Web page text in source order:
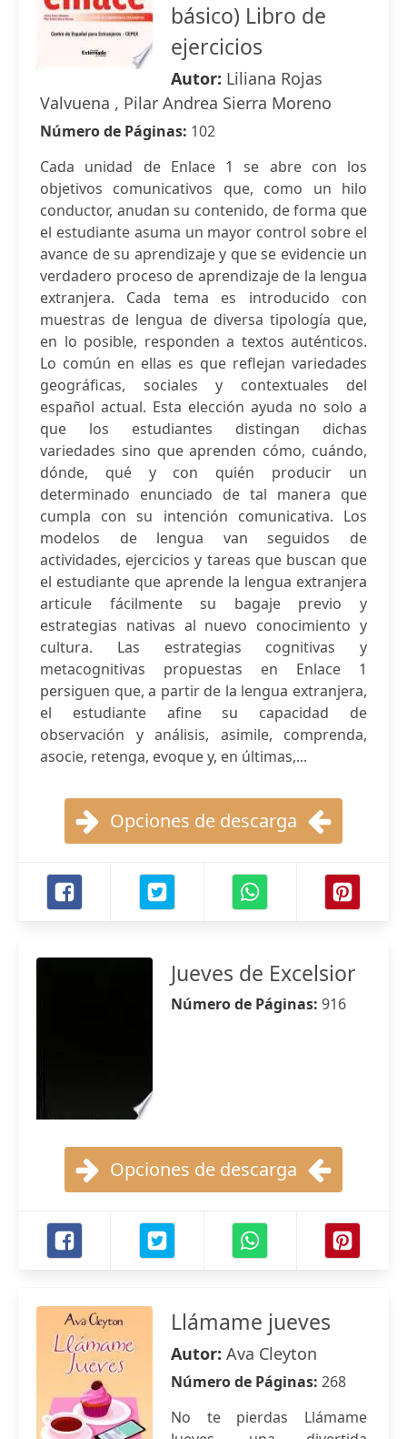
básico) Libro de
ejercicios
Autor: Liliana Rojas
Valvuena , Pilar Andrea Sierra Moreno
Número de Páginas: 102
Cada unidad de Enlace 1 se abre con los
objetivos comunicativos que, como un hilo
conductor, anudan su contenido, de forma que
el estudiante asuma un mayor control sobre el
avance de su aprendizaje y que se evidencie un
verdadero proceso de aprendizaje de la lengua
extranjera. Cada tema es introducido con
muestras de lengua de diversa tipología que,
en lo posible, responden a textos auténticos.
Lo común en ellas es que reflejan variedades
geográficas, sociales y contextuales del
español actual. Esta elección ayuda no solo a
que los estudiantes distingan dichas
variedades sino que aprenden cómo, cuándo,
dónde, qué y con quién producir un
determinado enunciado de tal manera que
cumpla con su intención comunicativa. Los
modelos de lengua van seguidos de
actividades, ejercicios y tareas que buscan que
el estudiante que aprende la lengua extranjera
articule fácilmente su bagaje previo y
estrategias nativas al nuevo conocimiento y
cultura. Las estrategias cognitivas y
metacognitivas propuestas en Enlace 1
persiguen que, a partir de la lengua extranjera,
el estudiante afine su capacidad de
observación y análisis, asimile, comprenda,
asocie, retenga, evoque y, en últimas,...
Opciones de descarga
Jueves de Excelsior
Número de Páginas: 916
Opciones de descarga
Llámame jueves
Autor: Ava Cleyton
Número de Páginas: 268
No te pierdas Llámame